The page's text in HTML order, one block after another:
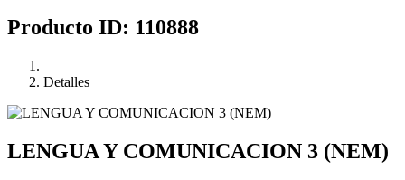
Producto ID: 110888
Detalles
LENGUA Y COMUNICACION 3 (NEM)